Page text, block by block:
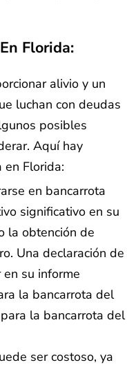
Florida:
alivio y un
luchan con deudas
posibles
Aquí hay
en Florida:
en bancarrota
significativo en su
la obtención de
Una declaración de
su informe
la bancarrota del
la bancarrota del
ser costoso, ya